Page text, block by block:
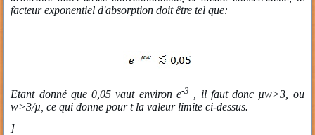
facteur exponentiel d'absorption doit être tel que:
Etant donné que 0,05 vaut environ e-3
, il faut donc µw>3, ou
w>3/µ, ce qui donne pour t la valeur limite ci-dessus.
]